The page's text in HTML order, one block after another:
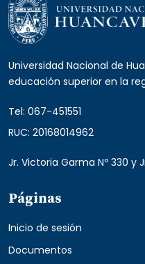
Universidad Nacional de
educación superior en la
Tel: 067-451551
RUC: 20168014962
Jr. Victoria Garma Nº 330 y
Páginas
Inicio de sesión
Documentos